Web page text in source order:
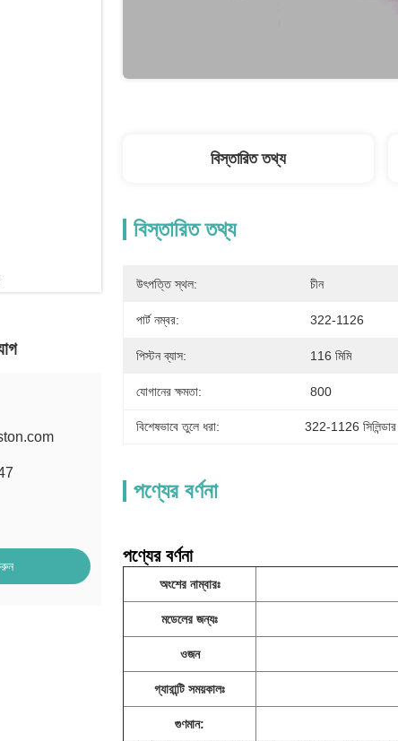
বিস্তারিত তথ্য
বিস্তারিত তথ্য
উৎপত্তি স্থল: চীন
পার্ট নম্বর: 322-1126
পিস্টন ব্যাস: 116 মিমি
যোগানের ক্ষমতা: 800
বিশেষভাবে তুলে ধরা: 322-1126 সিলিন্ডার
পণ্যের বর্ণনা
পণ্যের বর্ণনা
অংশের নাম্বারঃ
মডেলের জন্যঃ
ওজন
গ্যারান্টি সময়কালঃ
গুণমান: